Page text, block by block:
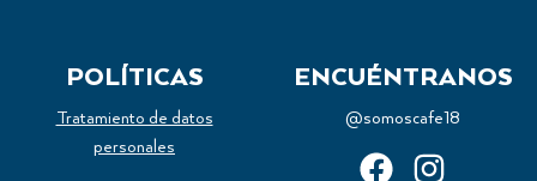
POLÍTICAS
Tratamiento de datos
personales
ENCUÉNTRANOS
@somoscafe18